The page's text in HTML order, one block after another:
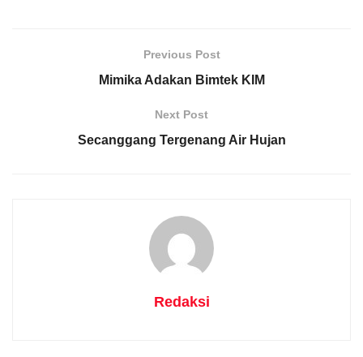
Previous Post
Mimika Adakan Bimtek KIM
Next Post
Secanggang Tergenang Air Hujan
Redaksi